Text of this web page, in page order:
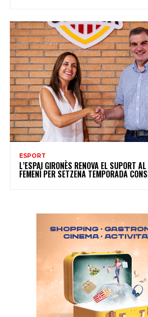
ESPORT
L’ESPAI GIRONÈS RENOVA EL SUPORT
FEMENÍ PER SETZENA TEMPORADA